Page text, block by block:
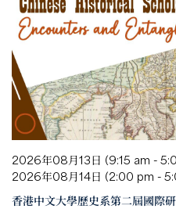
2026年08月13日 (9:15 am -
2026年08月14日 (2:00 pm -
香港中文大學歷史系第二屆國際